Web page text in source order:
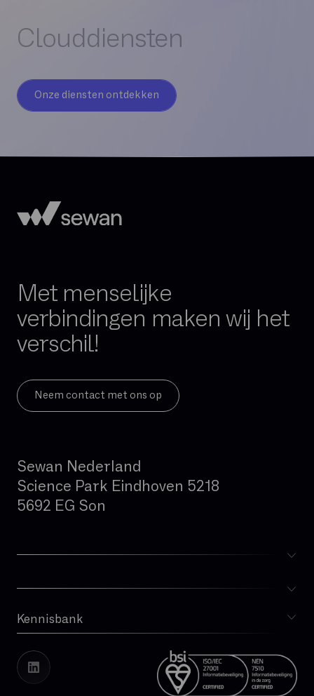
Clouddiensten
Onze diensten ontdekken
Met menselijke
verbindingen maken wij het
verschil!
Neem contact met ons op
Sewan Nederland
Science Park Eindhoven 5218
5692 EG Son
Kennisbank
Whitepapers
Cases